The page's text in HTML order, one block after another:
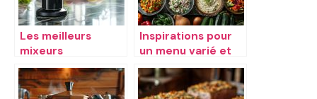
Les meilleurs
mixeurs
plongeants de
2019
Inspirations pour
un menu varié et
savoureux